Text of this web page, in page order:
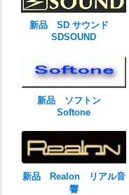
新品 SD サウンド
SDSOUND
新品 ソフトン
Softone
新品 Realon リアル音
響